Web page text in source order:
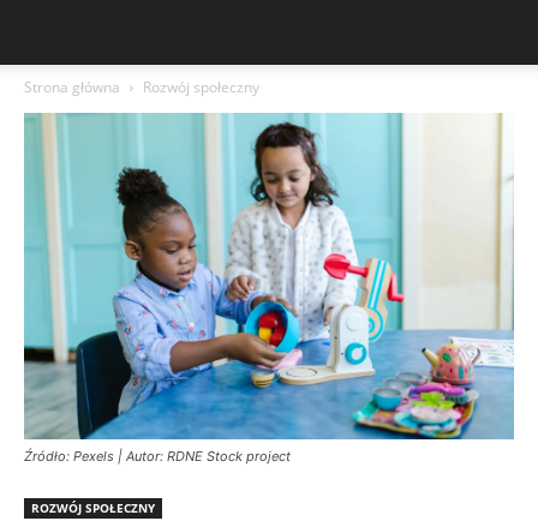
Strona główna Rozwój społeczny
Źródło: Pexels | Autor: RDNE Stock project
ROZWÓJ SPOŁECZNY